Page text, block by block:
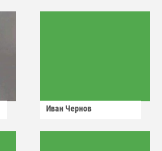
Иван Чернов